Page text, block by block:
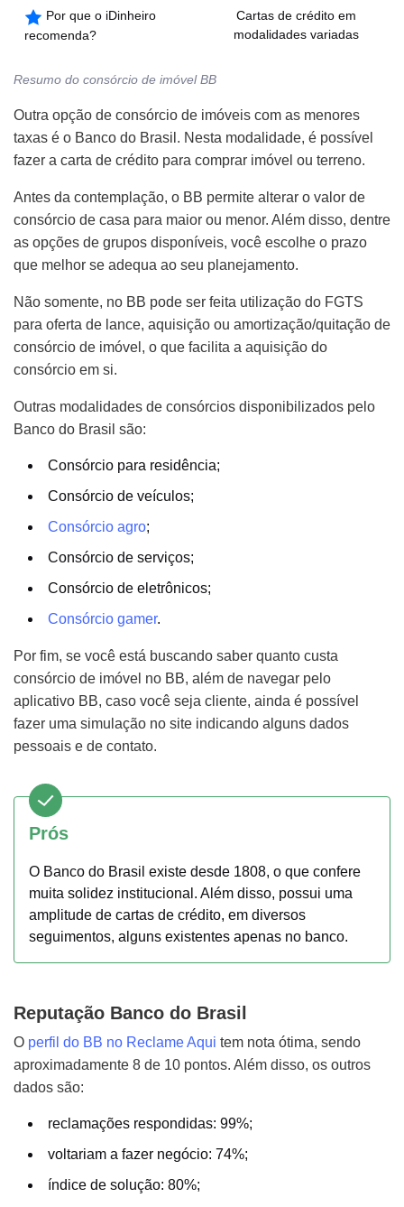
Por que o iDinheiro
recomenda?
Cartas de crédito em
modalidades variadas
Resumo do consórcio de imóvel BB
Outra opção de consórcio de imóveis com as menores
taxas é o Banco do Brasil. Nesta modalidade, é possível
fazer a carta de crédito para comprar imóvel ou terreno.
Antes da contemplação, o BB permite alterar o valor de
consórcio de casa para maior ou menor. Além disso, dentre
as opções de grupos disponíveis, você escolhe o prazo
que melhor se adequa ao seu planejamento.
Não somente, no BB pode ser feita utilização do FGTS
para oferta de lance, aquisição ou amortização/quitação de
consórcio de imóvel, o que facilita a aquisição do
consórcio em si.
Outras modalidades de consórcios disponibilizados pelo
Banco do Brasil são:
Consórcio para residência;
Consórcio de veículos;
Consórcio agro;
Consórcio de serviços;
Consórcio de eletrônicos;
Consórcio gamer.
Por fim, se você está buscando saber quanto custa
consórcio de imóvel no BB, além de navegar pelo
aplicativo BB, caso você seja cliente, ainda é possível
fazer uma simulação no site indicando alguns dados
pessoais e de contato.
Prós
O Banco do Brasil existe desde 1808, o que confere
muita solidez institucional. Além disso, possui uma
amplitude de cartas de crédito, em diversos
seguimentos, alguns existentes apenas no banco.
Reputação Banco do Brasil
O perfil do BB no Reclame Aqui tem nota ótima, sendo
aproximadamente 8 de 10 pontos. Além disso, os outros
dados são:
reclamações respondidas: 99%;
voltariam a fazer negócio: 74%;
índice de solução: 80%;